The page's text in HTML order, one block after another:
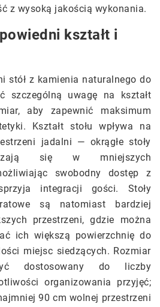
z wysoką jakością wykonania.
kształt i
stół z kamienia naturalnego do
szczególną uwagę na kształt
aby zapewnić maksimum
Kształt stołu wpływa na
jadalni — okrągłe stoły
się w mniejszych
swobodny dostęp z
integracji gości. Stoły
są natomiast bardziej
przestrzeni, gdzie można
ich większą powierzchnię do
miejsc siedzących. Rozmiar
dostosowany do liczby
organizowania przyjęć;
90 cm wolnej przestrzeni